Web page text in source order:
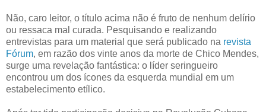
Não, caro leitor, o título acima não é fruto de nenhum delírio
ou ressaca mal curada. Pesquisando e realizando
entrevistas para um material que será publicado na revista
Fórum, em razão dos vinte anos da morte de Chico Mendes,
surge uma revelação fantástica: o líder seringueiro
encontrou um dos ícones da esquerda mundial em um
estabelecimento etílico.